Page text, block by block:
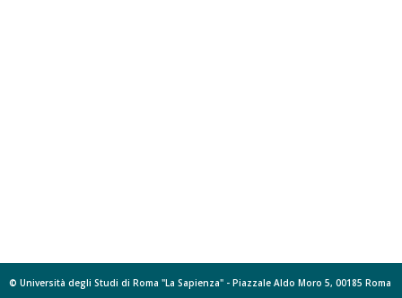
© Università degli Studi di Roma "La Sapienza" - Piazzale Aldo Moro 5, 00185 Roma